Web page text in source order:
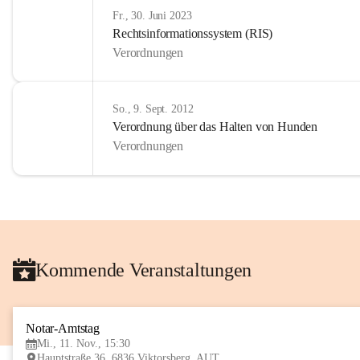
Fr., 30. Juni 2023
Rechtsinformationssystem (RIS)
Verordnungen
So., 9. Sept. 2012
Verordnung über das Halten von Hunden
Verordnungen
Kommende Veranstaltungen
Notar-Amtstag
Mi., 11. Nov., 15:30